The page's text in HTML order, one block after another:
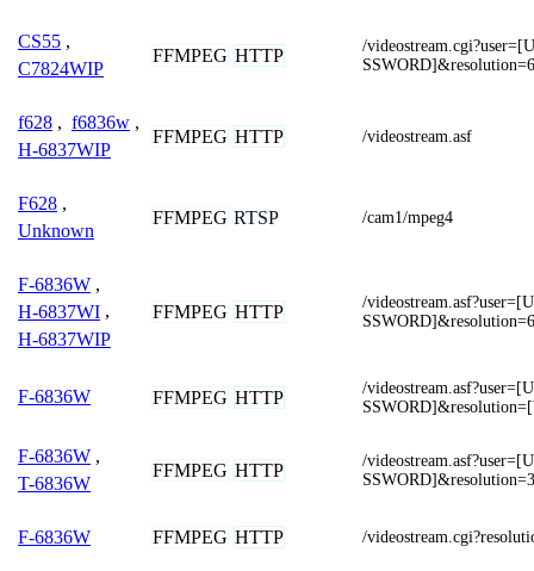
CS55 ,
C7824WIP
FFMPEG HTTP
/
f628 , f6836w ,
H-6837WIP
FFMPEG HTTP /videostream.asf
F628 ,
Unknown
FFMPEG RTSP /cam1/mpeg4
F-6836W ,
H-6837WI ,
H-6837WIP
FFMPEG HTTP
/
F-6836W FFMPEG HTTP
/
F-6836W ,
T-6836W
FFMPEG HTTP
/
F-6836W FFMPEG HTTP /